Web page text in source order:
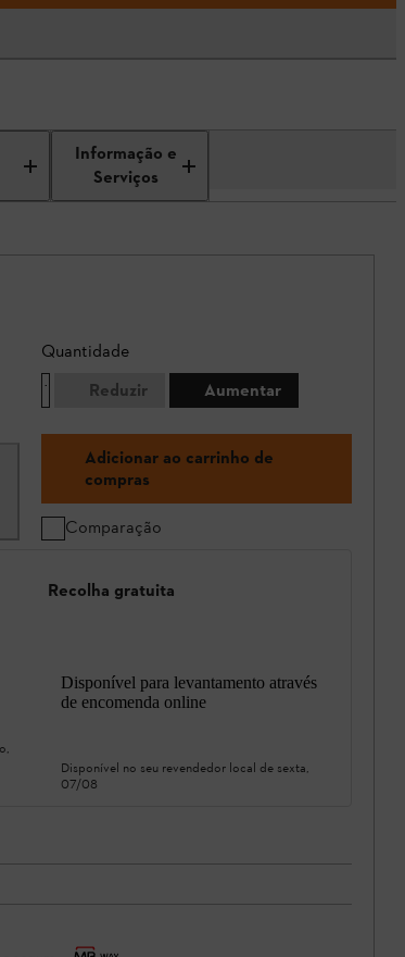
Informação e
Serviços
Quantidade
Reduzir
Aumentar
Adicionar ao carrinho de
compras
Comparação
Recolha gratuita
Disponível para levantamento através
de encomenda online
Disponível no seu revendedor local de sexta,
07/08